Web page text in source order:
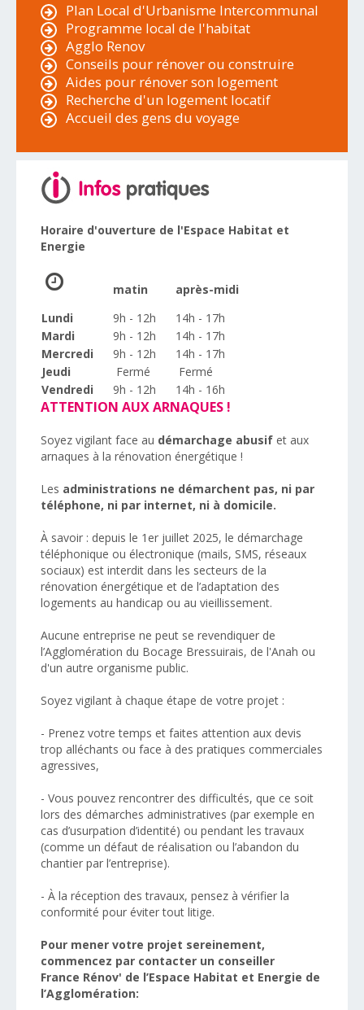
Plan Local d'Urbanisme Intercommunal
Programme local de l'habitat
Agglo Renov
Conseils pour rénover ou construire
Aides pour rénover son logement
Recherche d'un logement locatif
Accueil des gens du voyage
Horaire d'ouverture de l'Espace Habitat et
Energie
matin
après-midi
Lundi
9h - 12h
14h - 17h
Mardi
9h - 12h
14h - 17h
Mercredi
9h - 12h
14h - 17h
Jeudi
Fermé
Fermé
Vendredi
9h - 12h 14h - 16h
ATTENTION AUX ARNAQUES !
Soyez vigilant face au démarchage abusif et aux
arnaques à la rénovation énergétique !
Les administrations ne démarchent pas, ni par
téléphone, ni par internet, ni à domicile.
À savoir : depuis le 1er juillet 2025, le démarchage
téléphonique ou électronique (mails, SMS, réseaux
sociaux) est interdit dans les secteurs de la
rénovation énergétique et de l’adaptation des
logements au handicap ou au vieillissement.
Aucune entreprise ne peut se revendiquer de
l’Agglomération du Bocage Bressuirais, de l'Anah ou
d'un autre organisme public.
Soyez vigilant à chaque étape de votre projet :
- Prenez votre temps et faites attention aux devis
trop alléchants ou face à des pratiques commerciales
agressives,
- Vous pouvez rencontrer des difficultés, que ce soit
lors des démarches administratives (par exemple en
cas d’usurpation d’identité) ou pendant les travaux
(comme un défaut de réalisation ou l’abandon du
chantier par l’entreprise).
- À la réception des travaux, pensez à vérifier la
conformité pour éviter tout litige.
Pour mener votre projet sereinement,
commencez par contacter un conseiller
France Rénov' de l’Espace Habitat et Energie de
l’Agglomération: